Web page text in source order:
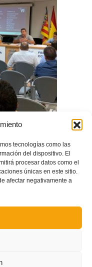
tecnologías como las
del dispositivo. El
procesar datos como el
únicas en este sitio.
afectar negativamente a
19/20